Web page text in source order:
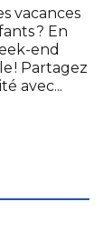
vacances
? En
end
! Partagez
avec...